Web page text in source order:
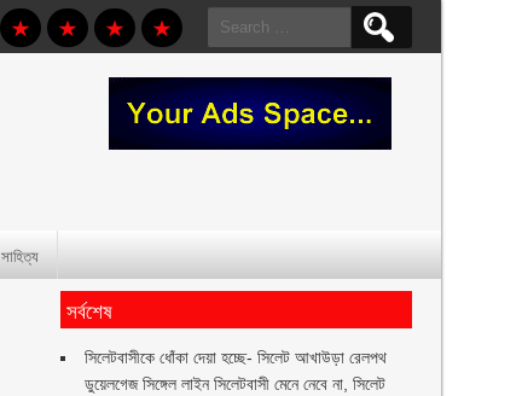
Search
for:
সাহিত্য
সর্বশেষ
‎সিলেটবাসীকে ধোঁকা দেয়া হচ্ছে- সিলেট আখাউড়া রেলপথ
ডুয়েলগেজ সিঙ্গেল লাইন সিলেটবাসী মেনে নেবে না, সিলেট